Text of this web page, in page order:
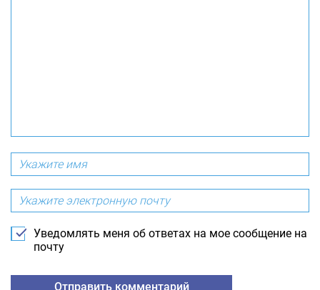
Уведомлять меня об ответах на мое сообщение на
почту